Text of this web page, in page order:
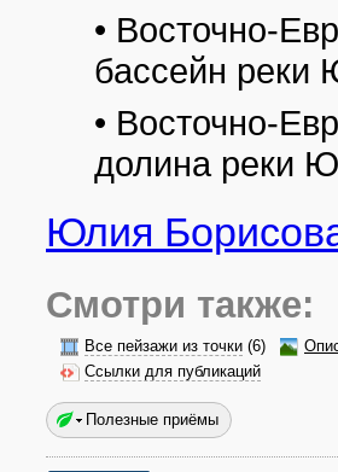
• Восточно-
бассейн реки
• Восточно-
долина реки
Юлия
Смотри также:
Все пейзажи из точки (6)
Ссылки для публикаций
Полезные приёмы